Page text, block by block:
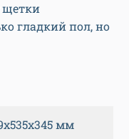
щетки
гладкий пол, но
мм